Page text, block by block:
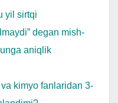
yil sirtqi
degan mish-
aniqlik
kimyo fanlaridan 3-